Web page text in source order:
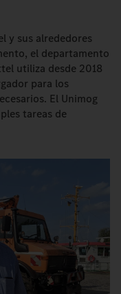
y sus alrededores
el departamento
utiliza desde 2018
para los
El Unimog
tareas de